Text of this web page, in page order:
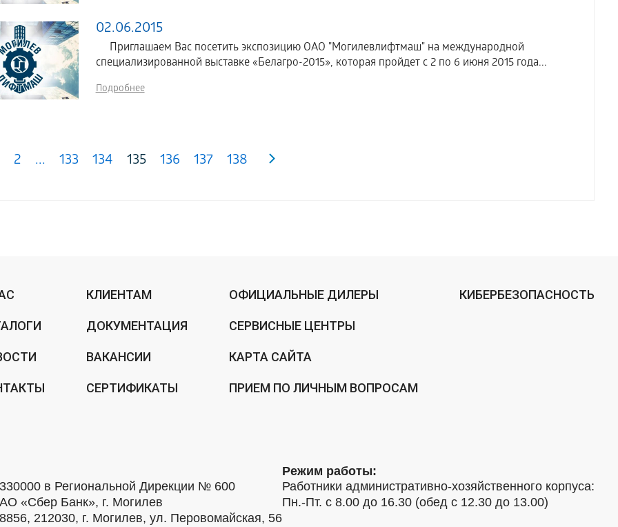
02.06.2015
Приглашаем Вас посетить экспозицию ОАО "Могилевлифтмаш" на международной
специализированной выставке «Белагро-2015», которая пройдет с 2 по 6 июня 2015 года...
Подробнее
2 ... 133 134 135 136 137 138
КЛИЕНТАМ
ДОКУМЕНТАЦИЯ
ВАКАНСИИ
СЕРТИФИКАТЫ
ОФИЦИАЛЬНЫЕ ДИЛЕРЫ
СЕРВИСНЫЕ ЦЕНТРЫ
КАРТА САЙТА
ПРИЕМ ПО ЛИЧНЫМ ВОПРОСАМ
КИБЕРБЕЗОПАСНОСТЬ
в Региональной Дирекции № 600
«Сбер Банк», г. Могилев
212030, г. Могилев, ул. Перовомайская, 56
Режим работы:
Работники административно-хозяйственного корпуса:
Пн.-Пт. с 8.00 до 16.30 (обед с 12.30 до 13.00)